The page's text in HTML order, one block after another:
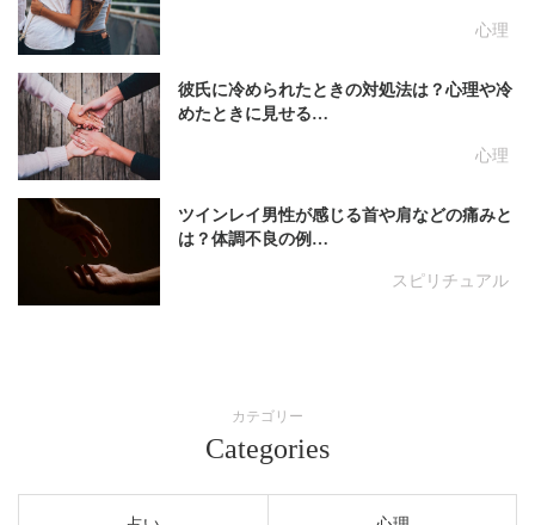
心理
心理
彼氏に冷められたときの対処法は？心理や冷
めたときに見せる…
スピリチュアル
ツインレイ男性が感じる首や肩などの痛みと
は？体調不良の例…
カテゴリー
Categories